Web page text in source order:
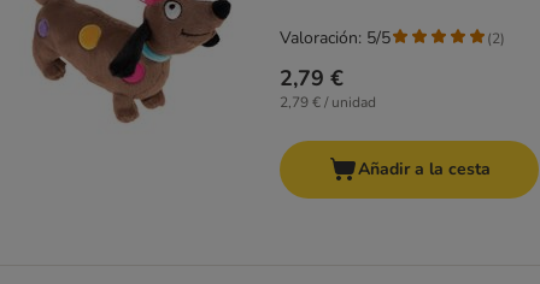
2,79 €
2,79 € / unidad
Valoración: 5/5 (2)
Añadir a la cesta